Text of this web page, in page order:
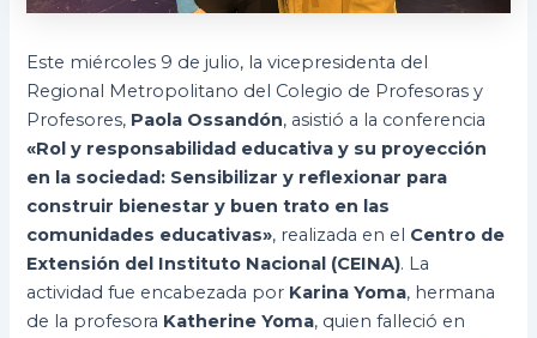
Este miércoles 9 de julio, la vicepresidenta del
Regional Metropolitano del Colegio de Profesoras y
Profesores, Paola Ossandón, asistió a la conferencia
«Rol y responsabilidad educativa y su proyección
en la sociedad: Sensibilizar y reflexionar para
construir bienestar y buen trato en las
comunidades educativas», realizada en el Centro de
Extensión del Instituto Nacional (CEINA). La
actividad fue encabezada por Karina Yoma, hermana
de la profesora Katherine Yoma, quien falleció en